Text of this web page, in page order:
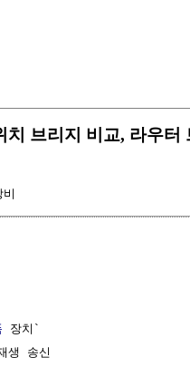
브리지 비교, 라우터
비
장치`
생 송신